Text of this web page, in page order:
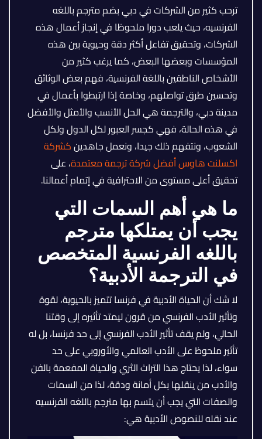
ترحب كثير من الشركات في دبي بضم مترجم باللغه
الفرنسيه، حيث يلعب دورا ملحوظا في إنجاز أعمال هذه
الشركات، وتحقيق تفاعل أكثر دقة وحيوية بين هذه
المؤسسات وبعضها البعض، كما يرغب كثير من
الأشخاص الناطقين باللغة الفرنسية، فهم بعض الوثائق
وتحسين طرق تواصلهم، وخاصة إذا ارتبطوا بأعمال في
مدينة دبي، والترجمة هي الحل الأنسب والأمثل والأفضل
في هذه الحالة، فهي كجسر العبور لكل الدول ولكل
الشعوب، ونتفهم ذلك جيدا، ونعمل جاهدينكشركة
اكسلنت هاوس أفضل شركة ترجمة معتمدة، على
تحقيق أعلى مستوى من الاحترافية في إتمام أعمالنا.
ما هي أهم السمات التي
يجب أن يمتلكها مترجم
باللغه الفرنسية المتخصص
في الترجمة الأدبية؟
لا شك أن الحياة الأدبية في فرنسا تتميز بالحيوية، لقوة
وتأثير الأدب الفرنسي من قرون ليمتد تأثيره إلى وقتنا
الحالي، ولم يقف تأثير الأدب الفرنسي إلى حد فرنسا، بل له
تأثير ملحوظ على الأدب العالمي والأوروبي على حد
سواء، لذا يحتاج هذا التراث الثري والحياة المفعمة بالفن
والأدب من ينقلها بكل أمانة ودقة، لذا من السمات
والصفات التي يجب أن يتسم بها مترجم باللغه الفرنسيه
عند نقله للنصوص الأدبية هي: